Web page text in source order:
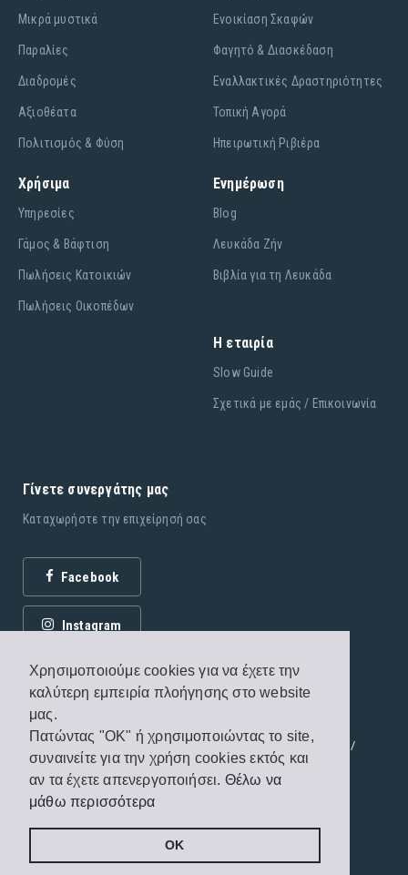
Χρησιμοποιούμε cookies για να έχετε την
καλύτερη εμπειρία πλοήγησης στο website
μας.
Πατώντας "OK" ή χρησιμοποιώντας το site,
συναινείτε για την χρήση cookies εκτός και
αν τα έχετε απενεργοποιήσει. Θέλω να
μάθω περισσότερα
OK
Μικρά μυστικά
Παραλίες
Διαδρομές
Αξιοθέατα
Πολιτισμός & Φύση
Ενοικίαση Σκαφών
Φαγητό & Διασκέδαση
Εναλλακτικές Δραστηριότητες
Τοπική Αγορά
Ηπειρωτική Ριβιέρα
Χρήσιμα
Υπηρεσίες
Γάμος & Βάφτιση
Πωλήσεις Κατοικιών
Πωλήσεις Οικοπέδων
Ενημέρωση
Blog
Λευκάδα Ζήν
Βιβλία για τη Λευκάδα
Η εταιρία
Slow Guide
Σχετικά με εμάς / Επικοινωνία
Γίνετε συνεργάτης μας
Καταχωρήστε την επιχείρησή σας
Facebook
Instagram
© 2026 Εκδόσεις Fagottobooks. All rights reserved. /
Όροι χρήσης
/ Πολιτική προστασίας
Handcrafted by